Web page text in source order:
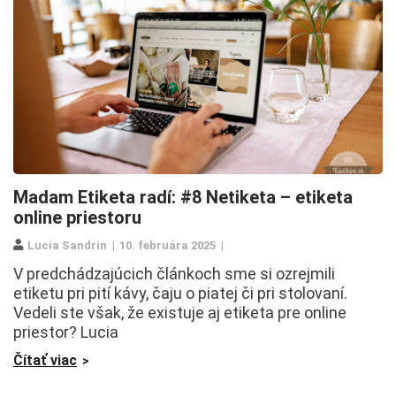
Madam Etiketa radí: #8 Netiketa – etiketa
online priestoru
Lucia Sandrin 10. februára 2025
V predchádzajúcich článkoch sme si ozrejmili
etiketu pri pití kávy, čaju o piatej či pri stolovaní.
Vedeli ste však, že existuje aj etiketa pre online
priestor? Lucia
Čítať viac